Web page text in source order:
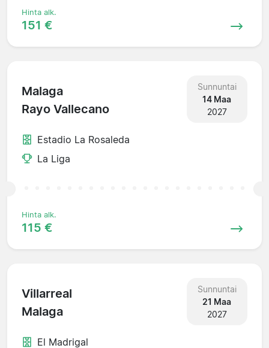
Hinta alk.
151 €
Malaga
Rayo Vallecano
Sunnuntai
14 Maa
2027
Estadio La Rosaleda
La Liga
Hinta alk.
115 €
Villarreal
Malaga
Sunnuntai
21 Maa
2027
El Madrigal